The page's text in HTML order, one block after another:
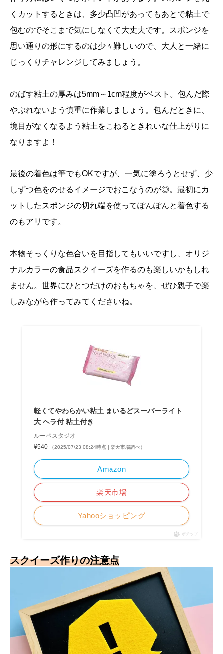
くカットするときは、多少凸凹があってもあとで粘土で
包むのでそこまで気にしなくて大丈夫です。スポンジを
思い通りの形にするのは少々難しいので、大人と一緒に
じっくりチャレンジしてみましょう。
のばす粘土の厚みは5mm～1cm程度がベスト。包んだ際
やぶれないよう慎重に作業しましょう。包んだときに、
境目がなくなるよう粘土をこねるときれいな仕上がりに
なりますよ！
最後の着色は筆でもOKですが、一気に塗ろうとせず、少
しずつ色をのせるイメージでおこなうのが◎。最初にカ
ットしたスポンジの切れ端を使ってぽんぽんと着色する
のもアリです。
本物そっくりな色合いを目指してもいいですし、オリジ
ナルカラーの食品スクイーズを作るのも楽しいかもしれ
ません。世界にひとつだけのおもちゃを、ぜひ親子で楽
しみながら作ってみてくださいね。
軽くてやわらかい粘土 まいるどスーパーライト
大 ヘラ付 粘土付き
ルーペスタジオ
¥540
（2025/07/23 08:24時点 | 楽天市場調べ）
Amazon
楽天市場
Yahooショッピング
ポチップ
スクイーズ作りの注意点